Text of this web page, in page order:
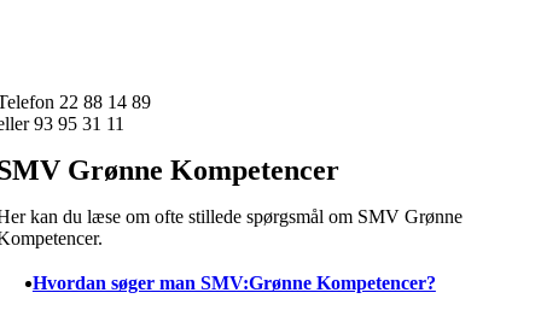
22 88 14 89
93 95 31 11
Grønne Kompetencer
kan du læse om ofte stillede spørgsmål om SMV Grønne
Hvordan søger man SMV:Grønne Kompetencer?